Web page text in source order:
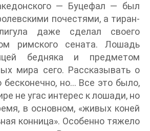
— Буцефал — был
почестями, а тиран-
даже сделал своего
римского сената. Лошадь
бедняка и предметом
мира сего. Рассказывать о
но… Все это было,
не угас интерес к лошади, но
в основном, «живых коней
конница». Особенно тяжело